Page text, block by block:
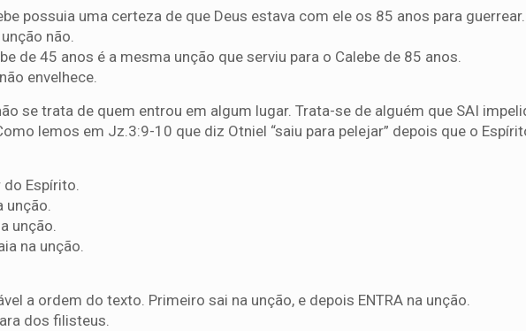
possuia uma certeza de que Deus estava com ele os 85 anos para guerrear.
não.
de 45 anos é a mesma unção que serviu para o Calebe de 85 anos.
envelhece.
se trata de quem entrou em algum lugar. Trata-se de alguém que SAI
lemos em Jz.3:9-10 que diz Otniel “saiu para pelejar” depois que o
do Espírito.
unção.
unção.
na unção.
a ordem do texto. Primeiro sai na unção, e depois ENTRA na unção.
dos filisteus.